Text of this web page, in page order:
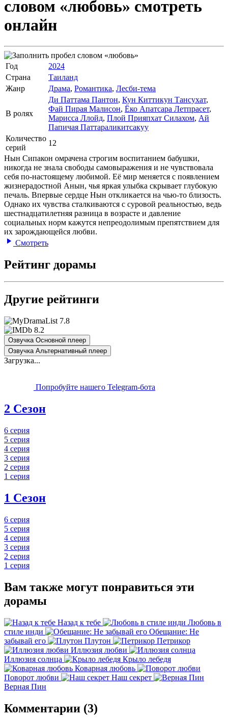
словом «любовь» смотреть
онлайн
Год
2024
Страна
Таиланд
Жанр
Драма, Романтика, Лесби-тема
В ролях
Ди Паттама Пантон, Кун Киттикун Тансухат,
Фай Пирая Малисон, Ёко Апатсара Летпрасет,
Марисса Ллойд, Плой Прияпхат Силахом, Ай
Папичая Паттараликитсакуy
Количество
серий
12
Нын Сипакон омрачена строгим воспитанием бабушки,
никогда не знала свободы самовыражения и не чувствовала
себя по-настоящему любимой. Её мир меняется с появлением
жизнерадостной Анын, чья яркая улыбка скрывает глубокую
печаль. Впервые сердце Нын откликается на чью-то близость.
Однако их чувства сталкиваются с суровой реальностью, ведь
шестнадцатилетняя разница в возрасте и давление
социальных норм кажутся непреодолимым препятствием для
их зарождающейся любви.
Смотреть
Рейтинг дорамы
Другие рейтинги
7.8
8.2
Озвучка Основной плеер
Озвучка Альтернативный плеер
Загрузка...
Попробуйте нашего Telegram-бота
2 Сезон
6 серия
5 серия
4 серия
3 серия
2 серия
1 серия
1 Сезон
6 серия
5 серия
4 серия
3 серия
2 серия
1 серия
Вам также могут понравиться эти
дорамы
Назад к тебе
Любовь в
стиле инди
Обещание: Не
забывай его
Плутон
Петрикор
Иллюзия любви
Иллюзия солнца
Крыло лебедя
Коварная любовь
Поворот любви
Наш секрет
Верная Пин
Комментарии (3)